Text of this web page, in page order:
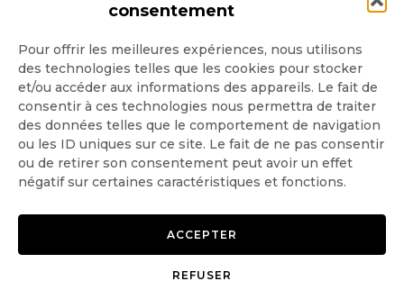
consentement
Pour offrir les meilleures expériences, nous utilisons
des technologies telles que les cookies pour stocker
et/ou accéder aux informations des appareils. Le fait de
consentir à ces technologies nous permettra de traiter
des données telles que le comportement de navigation
ou les ID uniques sur ce site. Le fait de ne pas consentir
ou de retirer son consentement peut avoir un effet
négatif sur certaines caractéristiques et fonctions.
ACCEPTER
REFUSER
Quotidienne
Hebdo
OK